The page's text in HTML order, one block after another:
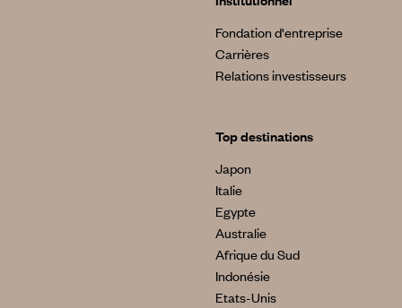
Fondation d'entreprise
Carrières
Relations investisseurs
Top destinations
Japon
Italie
Egypte
Australie
Afrique du Sud
Indonésie
Etats-Unis